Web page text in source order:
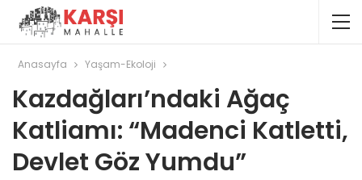
Anasayfa Yaşam-Ekoloji
Kazdağları’ndaki Ağaç
Katliamı: “Madenci Katletti,
Devlet Göz Yumdu”